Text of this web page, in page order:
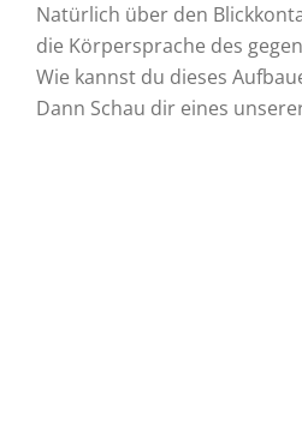
Natürlich über den
die Körpersprache des
Wie kannst du dieses
Dann Schau dir eines